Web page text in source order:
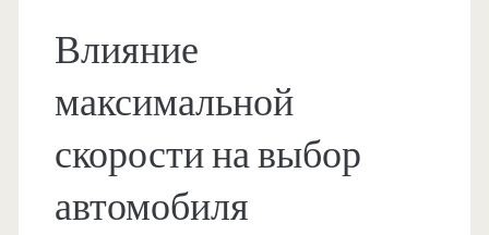
Влияние
максимальной
скорости на выбор
автомобиля